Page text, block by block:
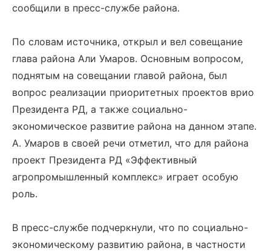
сообщили в пресс-службе района.
По словам источника, открыл и вел совещание
глава района Али Умаров. Основным вопросом,
поднятым на совещании главой района, был
вопрос реализации приоритетных проектов врио
Президента РД, а также социально-
экономическое развитие района на данном этапе.
А. Умаров в своей речи отметил, что для района
проект Президента РД «Эффективный
агропромышленный комплекс» играет особую
роль.
В пресс-службе подчеркнули, что по социально-
экономическому развитию района, в частности